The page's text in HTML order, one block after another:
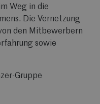
Weg in die
Die Vernetzung
den Mitbewerbern
sowie
Gruppe